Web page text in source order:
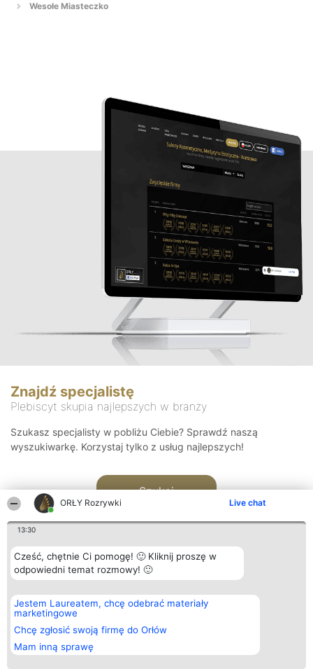
ORŁY Rozrywki Live chat
13:30
Cześć, chętnie Ci pomogę! 🙂 Kliknij proszę w
odpowiedni temat rozmowy! 🙂
Jestem Laureatem, chcę odebrać materiały
marketingowe
Chcę zgłosić swoją firmę do Orłów
Mam inną sprawę
Wesołe Miasteczko
Znajdź specjalistę
Plebiscyt skupia najlepszych w branży
Szukasz specjalisty w pobliżu Ciebie? Sprawdź naszą
wyszukiwarkę. Korzystaj tylko z usług najlepszych!
Szukaj
Organizator plebiscytu
Bright Side Solutions sp. z o.
o. sp. k.
ul. Ruska 22
Wrocław 50-079
KRS 0000749100 | Regon
381313360 | NIP 8943132676
Plebiscyt
Laureaci
wszystkich
Laureatów
Regulamin
Kontakt
Kontakt